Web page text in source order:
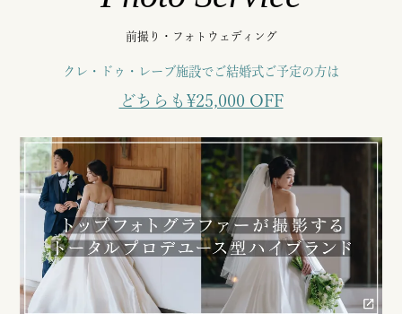
前撮り・フォトウェディング
クレ・ドゥ・レーブ施設でご結婚式ご予定の方は
どちらも¥25,000 OFF